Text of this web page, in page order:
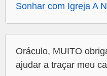
Sonhar com Igreja A
Oráculo, MUITO
ajudar a traçar meu